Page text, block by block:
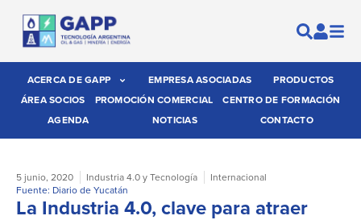
ACERCA DE GAPP EMPRESA ASOCIADAS
PRODUCTOS
ÁREA SOCIOS
PROMOCIÓN COMERCIAL
CENTRO DE FORMACIÓN
AGENDA
NOTICIAS CONTACTO
5 junio, 2020 Industria 4.0 y Tecnología
Internacional
Fuente: Diario de Yucatán
La Industria 4.0, clave para atraer